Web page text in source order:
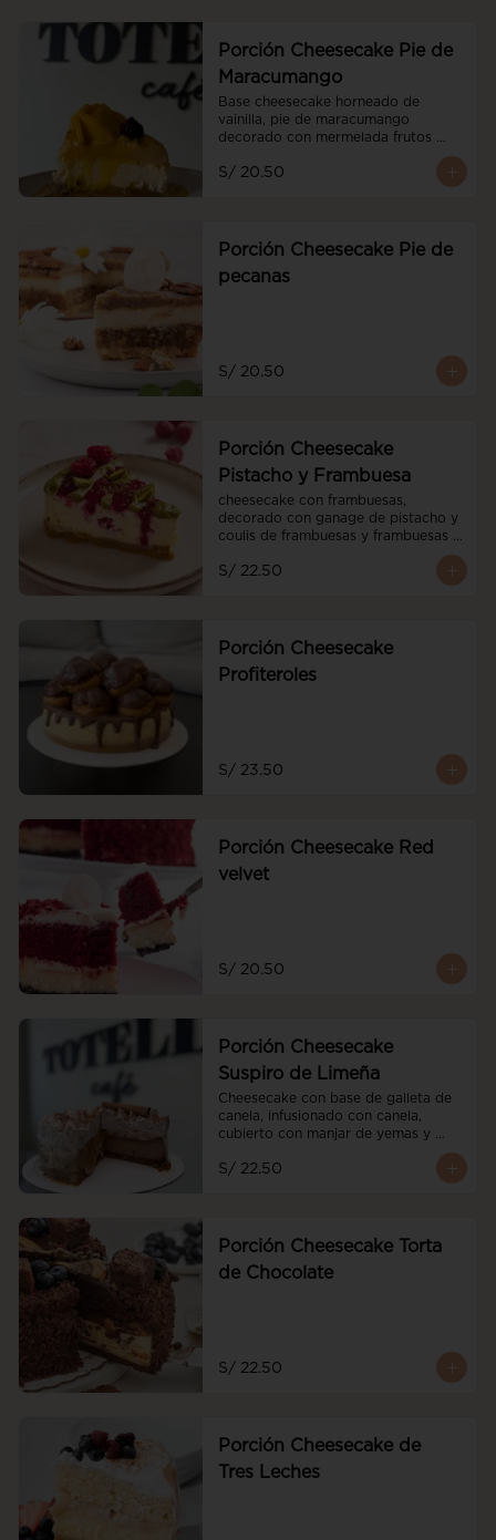
Porción Cheesecake Pie de
Maracumango
Base cheesecake horneado de
vainilla, pie de maracumango
decorado con mermelada frutos
S/ 20.50
Porción Cheesecake Pie de
pecanas
S/ 20.50
Porción Cheesecake
Pistacho y Frambuesa
cheesecake con frambuesas,
decorado con ganage de pistacho y
coulis de frambuesas y frambuesas
S/ 22.50
Porción Cheesecake
Profiteroles
S/ 23.50
Porción Cheesecake Red
velvet
S/ 20.50
Porción Cheesecake
Suspiro de Limeña
Cheesecake con base de galleta de
canela, infusionado con canela,
cubierto con manjar de yemas y
S/ 22.50
Porción Cheesecake Torta
de Chocolate
S/ 22.50
Porción Cheesecake de
Tres Leches